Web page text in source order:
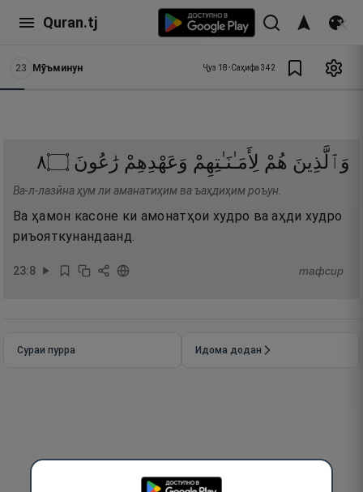
Quran.tj
23 Мӯъминун Ҷуз 18•Саҳифа 342
وَٱلَّذِينَ هُمْ لِأَمَـٰنَـٰتِهِمْ وَعَهْدِهِمْ رَٰعُونَ ۝٨
Ва-л-лазӣна ҳум ли аманатиҳим ва ъаҳдиҳим роъун.
Ва ҳамон касоне ки амонатҳои худро ва аҳди худро
риъояткунандаанд.
23:8 тафсир
Сураи пурра Идома додан